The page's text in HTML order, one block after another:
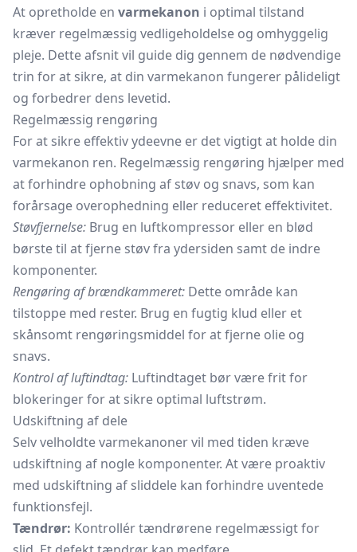
At opretholde en varmekanon i optimal tilstand
kræver regelmæssig vedligeholdelse og omhyggelig
pleje. Dette afsnit vil guide dig gennem de nødvendige
trin for at sikre, at din varmekanon fungerer pålideligt
og forbedrer dens levetid.
Regelmæssig rengøring
For at sikre effektiv ydeevne er det vigtigt at holde din
varmekanon ren. Regelmæssig rengøring hjælper med
at forhindre ophobning af støv og snavs, som kan
forårsage overophedning eller reduceret effektivitet.
Støvfjernelse: Brug en luftkompressor eller en blød
børste til at fjerne støv fra ydersiden samt de indre
komponenter.
Rengøring af brændkammeret: Dette område kan
tilstoppe med rester. Brug en fugtig klud eller et
skånsomt rengøringsmiddel for at fjerne olie og
snavs.
Kontrol af luftindtag: Luftindtaget bør være frit for
blokeringer for at sikre optimal luftstrøm.
Udskiftning af dele
Selv velholdte varmekanoner vil med tiden kræve
udskiftning af nogle komponenter. At være proaktiv
med udskiftning af sliddele kan forhindre uventede
funktionsfejl.
Tændrør: Kontrollér tændrørene regelmæssigt for